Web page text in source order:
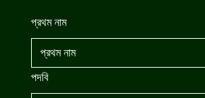
প্রথম নাম
পদবি